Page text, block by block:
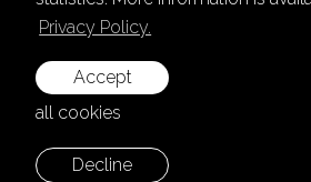
Privacy Policy.
Decline
Accept
all cookies
+371 28787870